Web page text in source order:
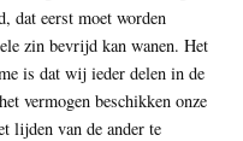
dat eerst moet worden
zin bevrijd kan wanen. Het
is dat wij ieder delen in de
vermogen beschikken onze
lijden van de ander te